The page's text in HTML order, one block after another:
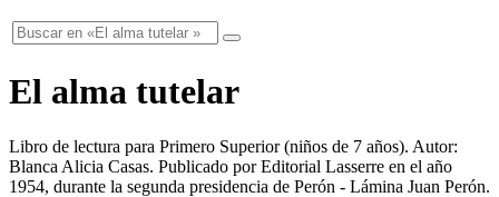
El alma tutelar
Libro de lectura para Primero Superior(niños de 7 años). Autor:
Blanca Alicia Casas. Publicado porEditorial Lasserre en el año
1954, durante la segunda presidencia de Perón - Lámina Juan Perón.